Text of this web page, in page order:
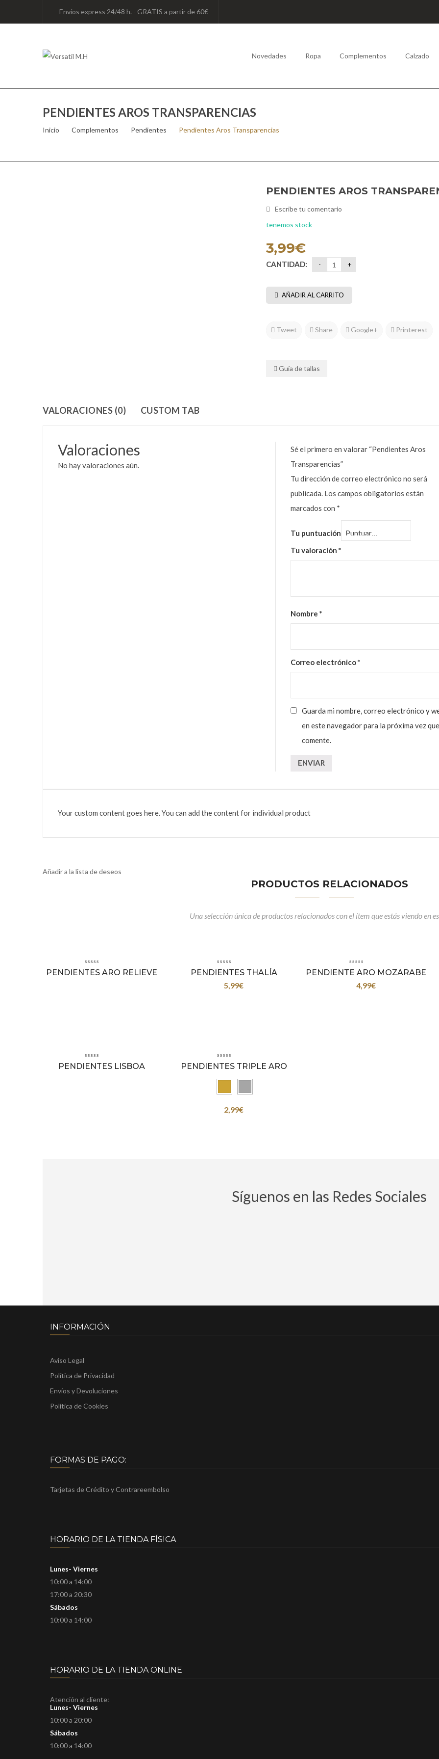
Envíos express 24/48 h. - GRATIS a partir de 60€
Novedades Ropa Complementos Calzado
PENDIENTES AROS TRANSPARENCIAS
Inicio Complementos Pendientes Pendientes Aros Transparencias
PENDIENTES AROS
Escribe tu comentario
tenemos stock
3,99€
CANTIDAD:
AÑADIR AL CARRITO
Tweet Share Google+ Printerest
Guía de tallas
VALORACIONES (0) CUSTOM TAB
Valoraciones
No hay valoraciones aún.
Sé el primero en valorar “Pendientes Aros
Transparencias”
Tu dirección de correo electrónico no será
publicada. Los campos obligatorios están
marcados con *
Tu puntuación
Tu valoración*
Nombre*
Correo electrónico*
Guarda mi nombre, correo electrónico y
en este navegador para la próxima vez
comente.
Your custom content goes here. You can add the content for individual product
Añadir a la lista de deseos
PRODUCTOS RELACIONADOS
Una selección única de productos relacionados con el ítem que estás viendo en
PENDIENTES ARO RELIEVE
PENDIENTES THALÍA
5,99€
PENDIENTE ARO MOZARABE
4,99€
PENDIENTES LISBOA PENDIENTES TRIPLE ARO
2,99€
Síguenos en las Redes Sociales
INFORMACIÓN
Aviso Legal
Política de Privacidad
Envíos y Devoluciones
Política de Cookies
FORMAS DE PAGO:
Tarjetas de Crédito y Contrareembolso
HORARIO DE LA TIENDA FÍSICA
Lunes- Viernes
10:00 a 14:00
17:00 a 20:30
Sábados
10:00 a 14:00
HORARIO DE LA TIENDA ONLINE
Atención al cliente:
Lunes- Viernes
10:00 a 20:00
Sábados
10:00 a 14:00